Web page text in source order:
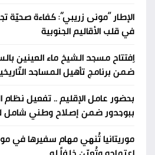
الإطار “مونى زريبي”: كفاءة صحيّة
في قلب الأقاليم الجنوبية
اِفتتاح مسجد الشيخ ماء العينين
ضمن برنامج تأهيل المساجد
بحضور عامل الإقليم .. تفعيل نظام
ببوجدور ضمن إصلاح وطني شامل
موريتانيا تُنهي مهام سفيرها في